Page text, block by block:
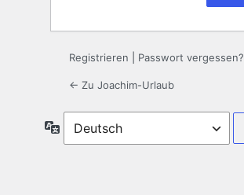
Registrieren Passwort vergessen?
← Zu Joachim-Urlaub
Sprache